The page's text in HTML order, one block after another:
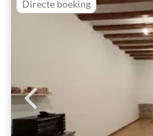
Directe boeking